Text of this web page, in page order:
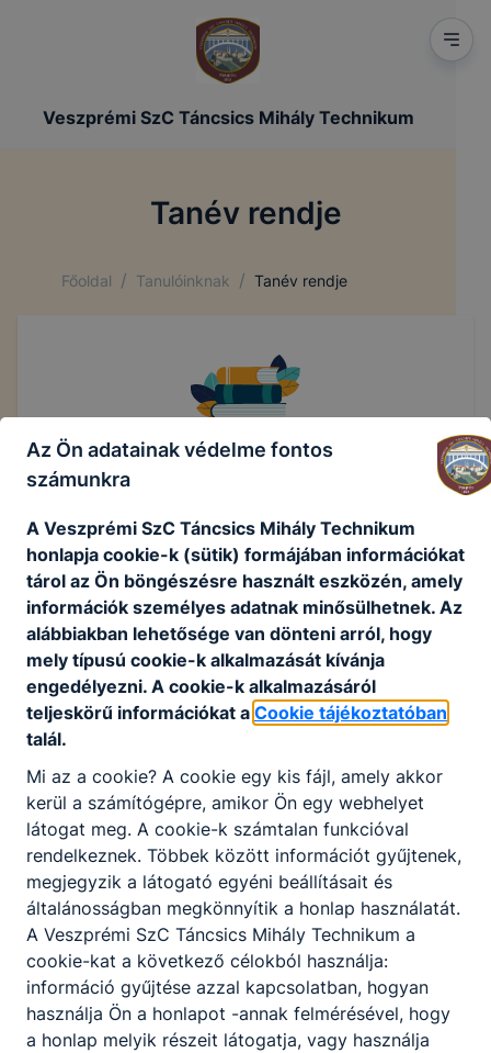
Veszprémi SzC Táncsics Mihály Technikum
Tanév rendje
Főoldal / Tanulóinknak / Tanév rendje
Aktuális információ
Veszprémi Szakképzési Centrum Táncsics Mihály
Technikum 2025-2026.tanév rendje
A2024/25tanév rendje, fontosabb
eseményei
Partnereink
Az Ön adatainak védelme fontos
számunkra
A Veszprémi SzC Táncsics Mihály Technikum
honlapja cookie-k (sütik) formájában információkat
tárol az Ön böngészésre használt eszközén, amely
információk személyes adatnak minősülhetnek. Az
alábbiakban lehetősége van dönteni arról, hogy
mely típusú cookie-k alkalmazását kívánja
engedélyezni. A cookie-k alkalmazásáról
teljeskörű információkat a Cookie tájékoztatóban
talál.
Mi az a cookie? A cookie egy kis fájl, amely akkor
kerül a számítógépre, amikor Ön egy webhelyet
látogat meg. A cookie-k számtalan funkcióval
rendelkeznek. Többek között információt gyűjtenek,
megjegyzik a látogató egyéni beállításait és
általánosságban megkönnyítik a honlap használatát.
A Veszprémi SzC Táncsics Mihály Technikum a
cookie-kat a következő célokból használja:
információ gyűjtése azzal kapcsolatban, hogyan
használja Ön a honlapot -annak felmérésével, hogy
a honlap melyik részeit látogatja, vagy használja